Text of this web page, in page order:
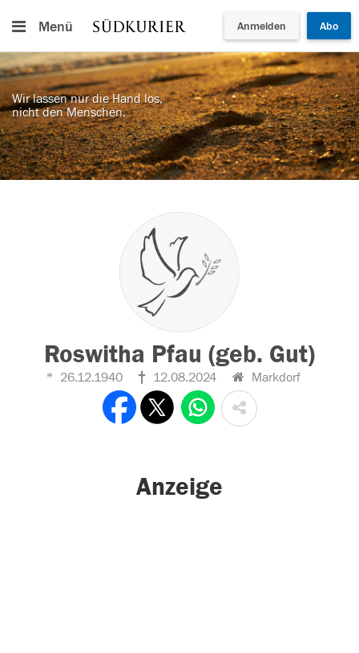
Menü Anmelden Abo
Wir lassen nur die Hand los,
nicht den Menschen.
Roswitha Pfau (geb. Gut)
26.12.1940 12.08.2024 Markdorf
Anzeige